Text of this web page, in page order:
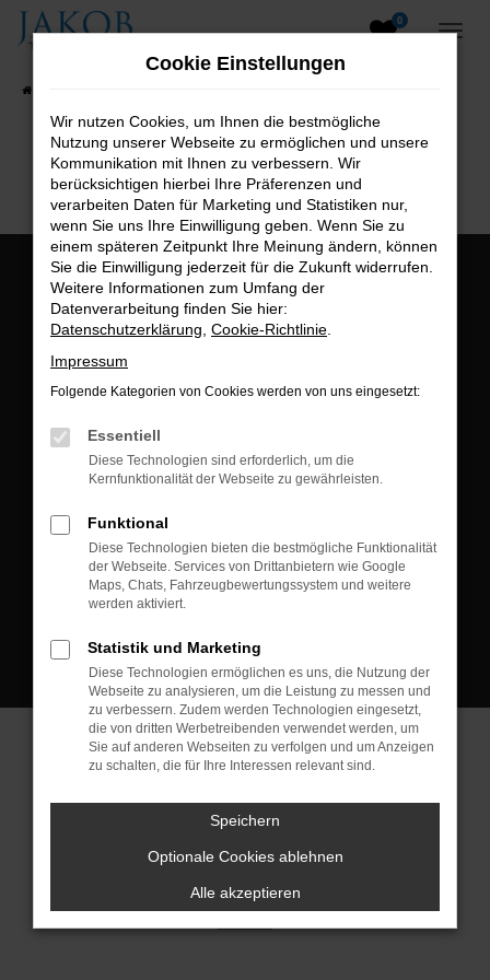
Zum
0
B2B-Shop
Öffnungszeiten:
Montag bis Freitag:
Postadresse:
Kontakt:
Tel.: +49 3745 760 90 20
Fax: +49 3745 760 90 21
Mail: fj@jakob-trading.com
Cookie Einstellungen
© 2026 Jakob Trading GmbH | Neustädter Straße 1 | DE-08223
Neustadt/Vogtland | fj@jakob-trading.com | Webdesign by audaris.de
Cookie Einstellungen
Wir nutzen Cookies, um Ihnen die bestmögliche
Nutzung unserer Webseite zu ermöglichen und unsere
Kommunikation mit Ihnen zu verbessern. Wir
berücksichtigen hierbei Ihre Präferenzen und
verarbeiten Daten für Marketing und Statistiken nur,
wenn Sie uns Ihre Einwilligung geben. Wenn Sie zu
einem späteren Zeitpunkt Ihre Meinung ändern, können
Sie die Einwilligung jederzeit für die Zukunft widerrufen.
Weitere Informationen zum Umfang der
Datenverarbeitung finden Sie hier:
Datenschutzerklärung Cookie-Richtlinie
Impressum
Folgende Kategorien von Cookies werden von uns eingesetzt:
Essentiell
Diese Technologien sind erforderlich, um die
Kernfunktionalität der Webseite zu gewährleisten.
Funktional
Diese Technologien bieten die bestmögliche Funktionalität
der Webseite. Services von Drittanbietern wie Google
Maps, Chats, Fahrzeugbewertungssystem und weitere
werden aktiviert.
Statistik und Marketing
Diese Technologien ermöglichen es uns, die Nutzung der
Webseite zu analysieren, um die Leistung zu messen und
zu verbessern. Zudem werden Technologien eingesetzt,
die von dritten Werbetreibenden verwendet werden, um
Sie auf anderen Webseiten zu verfolgen und um Anzeigen
zu schalten, die für Ihre Interessen relevant sind.
Speichern
Optionale Cookies ablehnen
Alle akzeptieren